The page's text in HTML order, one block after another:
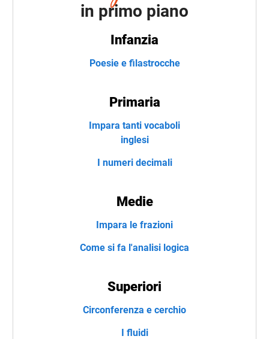
in primo piano
Infanzia
Poesie e filastrocche
Primaria
Impara tanti vocaboli
inglesi
I numeri decimali
Medie
Impara le frazioni
Come si fa l'analisi logica
Superiori
Circonferenza e cerchio
I fluidi